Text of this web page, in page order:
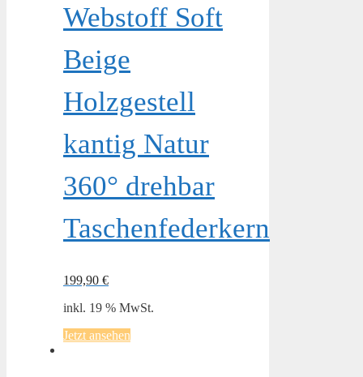
Webstoff Soft
Beige
Holzgestell
kantig Natur
360° drehbar
Taschenfederkern
199,90 €
inkl. 19 % MwSt.
Jetzt ansehen